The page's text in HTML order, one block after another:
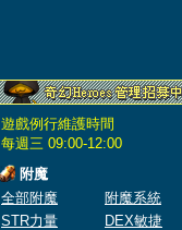
遊戲例行維護時間
每週三 09:00-12:00
附魔
全部附魔
附魔系統
STR力量
DEX敏捷